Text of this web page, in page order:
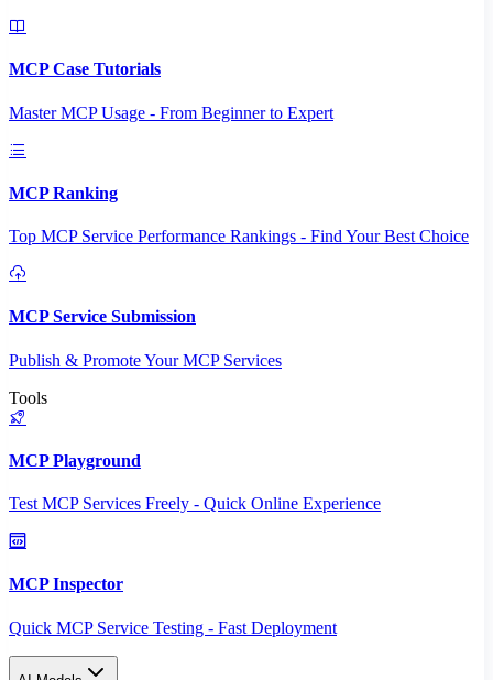
MCP Case Tutorials
Master MCP Usage - From Beginner to Expert
MCP Ranking
Top MCP Service Performance Rankings - Find Your Best Choice
MCP Service Submission
Publish & Promote Your MCP Services
Tools
MCP Playground
Test MCP Services Freely - Quick Online Experience
MCP Inspector
Quick MCP Service Testing - Fast Deployment